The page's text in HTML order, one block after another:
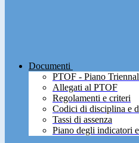
Documenti
PTOF - Piano
Allegati al PTOF
Regolamenti e criteri
Codici di disciplina e
Tassi di assenza
Piano degli indicatori